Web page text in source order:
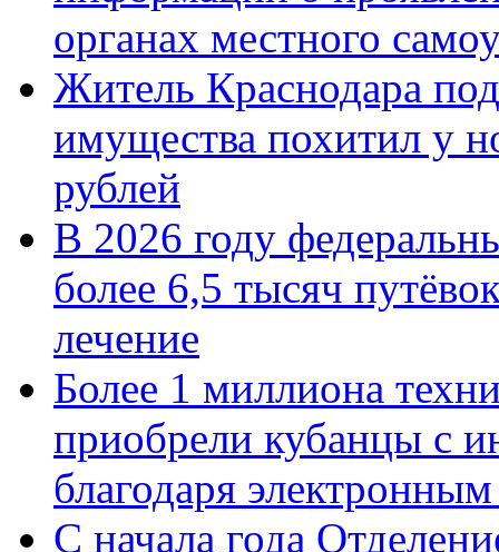
органах местного
Житель Краснодара
имущества похитил у
рублей
В 2026 году
более 6,5 тысяч
лечение
Более 1 миллиона
приобрели кубанцы с
благодаря
С начала года